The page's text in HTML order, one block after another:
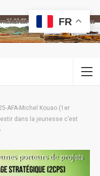
AFA-Michel Kouao (1er
dans la jeunesse c’est
FR